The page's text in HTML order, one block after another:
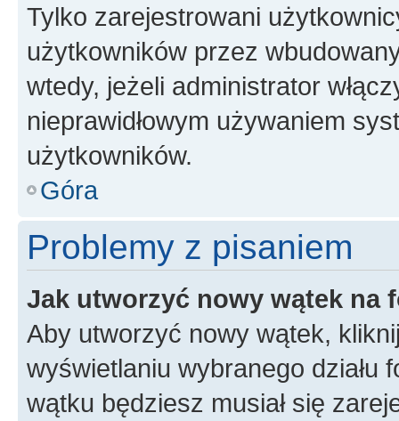
Tylko zarejestrowani
użytkowników przez
wtedy, jeżeli administrator
nieprawidłowym używaniem
użytkowników.
Góra
Problemy z pisaniem
Jak utworzyć nowy wątek na
Aby utworzyć nowy wątek,
wyświetlaniu wybranego działu
wątku będziesz musiał się